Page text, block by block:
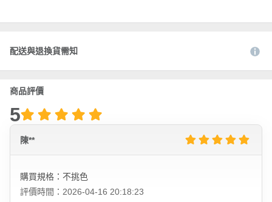
配送與退換貨需知
商品評價
5
陳**
購買規格：不挑色
評價時間：2026-04-16 20:18:23